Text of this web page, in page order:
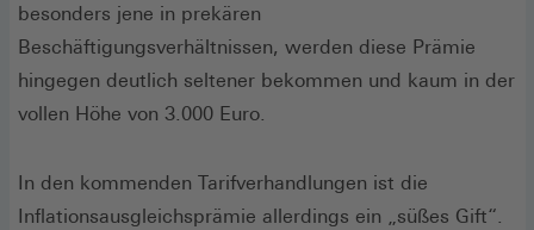
besonders jene in prekären
Beschäftigungsverhältnissen, werden diese Prämie
hingegen deutlich seltener bekommen und kaum in der
vollen Höhe von 3.000 Euro.
In den kommenden Tarifverhandlungen ist die
Inflationsausgleichsprämie allerdings ein „süßes Gift“.